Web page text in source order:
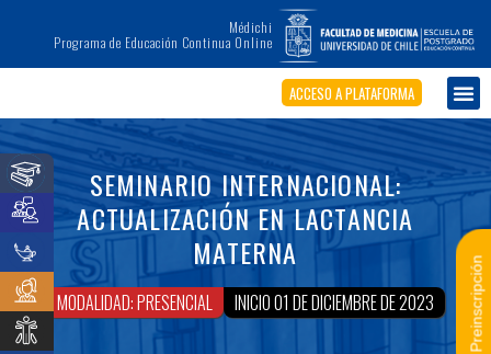
Médichi
Programa de Educación Continua Online
ACCESO A PLATAFORMA
SEMINARIO INTERNACIONAL:
ACTUALIZACIÓN EN LACTANCIA
MATERNA
MODALIDAD: PRESENCIAL INICIO 01 DE DICIEMBRE DE 2023 Preinscripción